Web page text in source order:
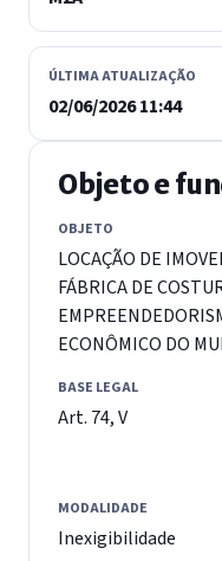
ÚLTIMA ATUALIZAÇÃO
02/06/2026 11:44
Objeto e
OBJETO
LOCAÇÃO DE
FÁBRICA DE
ECONÔMICO DO
BASE LEGAL
Art. 74, V
MODALIDADE
Inexigibilidade